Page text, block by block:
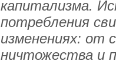
капитализма.
потребления
изменениях: от
ничтожества и